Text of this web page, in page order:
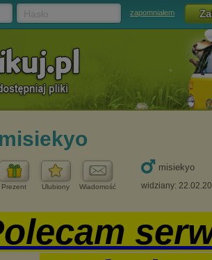
zapomniałem
misiekyo
Prezent Ulubiony Wiadomość
misiekyo
widziany: